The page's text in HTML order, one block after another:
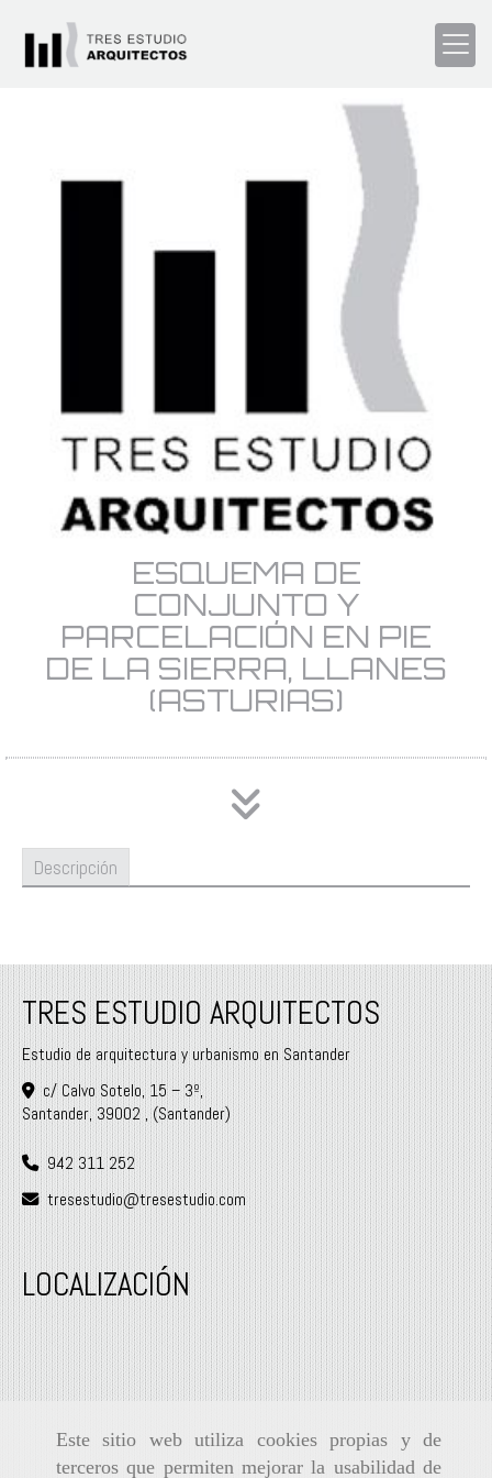
Este sitio web utiliza cookies propias y de
terceros que permiten mejorar la usabilidad de
ESQUEMA DE
CONJUNTO Y
PARCELACIÓN EN PIE
DE LA SIERRA, LLANES
(ASTURIAS)
Descripción
TRES ESTUDIO ARQUITECTOS
Estudio de arquitectura y urbanismo en Santander
c/ Calvo Sotelo, 15 – 3º,
Santander, 39002 ,(Santander)
942 311 252
tresestudio
tresestudio.com
LOCALIZACIÓN